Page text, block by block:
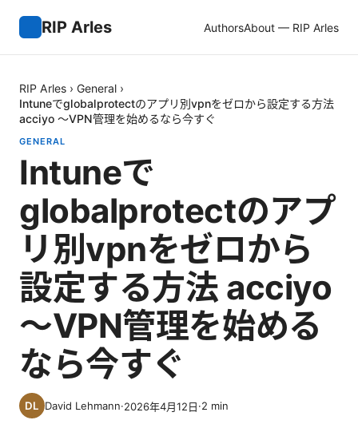
RIP Arles AuthorsAbout — RIP Arles
RIP Arles › General ›
Intuneでglobalprotectのアプリ別vpnをゼロから設定する方法
acciyo 〜VPN管理を始めるなら今すぐ
GENERAL
Intuneで
globalprotectのアプ
リ別vpnをゼロから
設定する方法 acciyo
〜VPN管理を始める
なら今すぐ
David Lehmann·2026年4月12日·2 min